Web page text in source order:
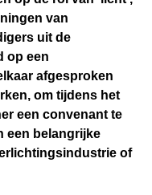
van
uit de
op een
afgesproken
om tijdens het
een convenant te
een belangrijke
of